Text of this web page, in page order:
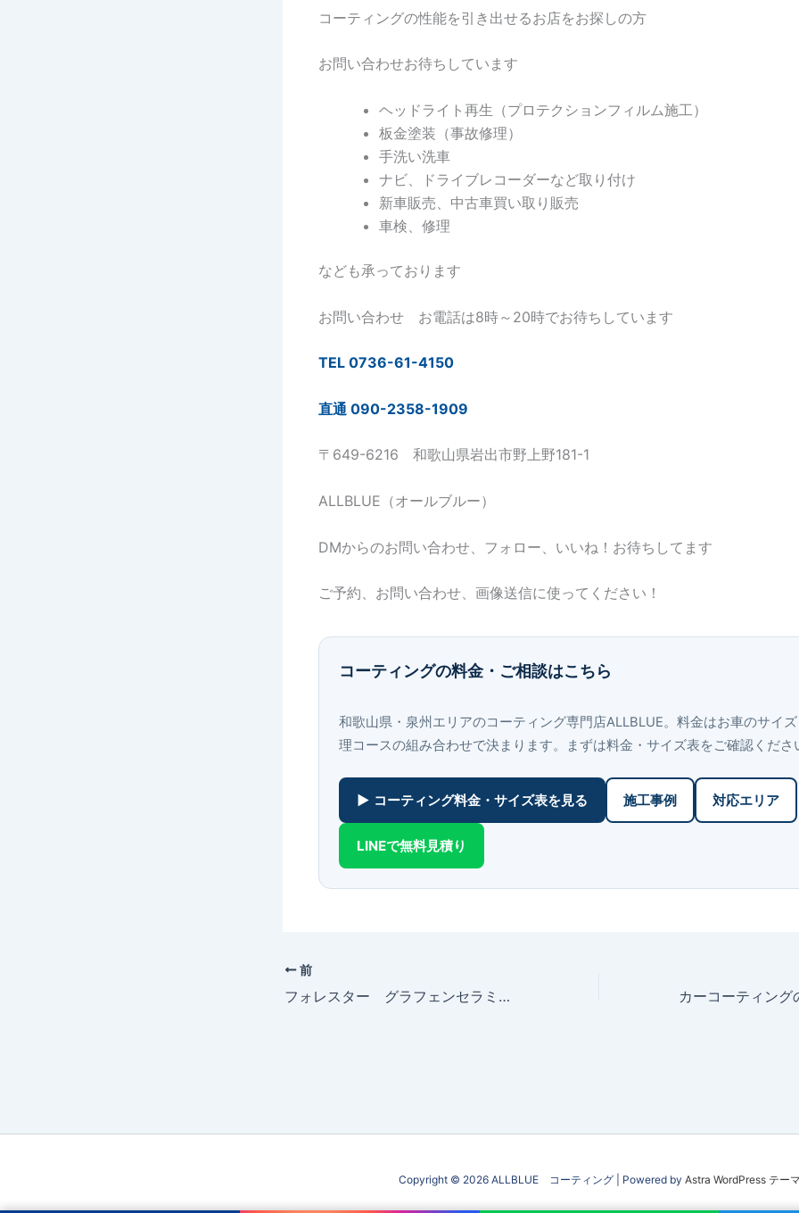
コーティングの性能を引き出せるお店をお探しの方
お問い合わせお待ちしています
ヘッドライト再生（プロテクションフィルム施工）
板金塗装（事故修理）
手洗い洗車
ナビ、ドライブレコーダーなど取り付け
新車販売、中古車買い取り販売
車検、修理
なども承っております
お問い合わせ お電話は8時～20時でお待ちしています
TEL 0736-61-4150
直通 090-2358-1909
〒649-6216 和歌山県岩出市野上野181-1
ALLBLUE（オールブルー）
DMからのお問い合わせ、フォロー、いいね！お待ちしてます
ご予約、お問い合わせ、画像送信に使ってください！
コーティングの料金・ご相談はこちら
和歌山県・泉州エリアのコーティング専門店ALLBLUE。料金はお車のサイ
理コースの組み合わせで決まります。まずは料金・サイズ表をご確認くださ
▶ コーティング料金・サイズ表を見る 施工事例 対応エリア
LINEで無料見積り
前
フォレスター グラフェンセラミックコーティング
Copyright © 2026 ALLBLUE コーティング | Powered by Astra WordPress テーマ